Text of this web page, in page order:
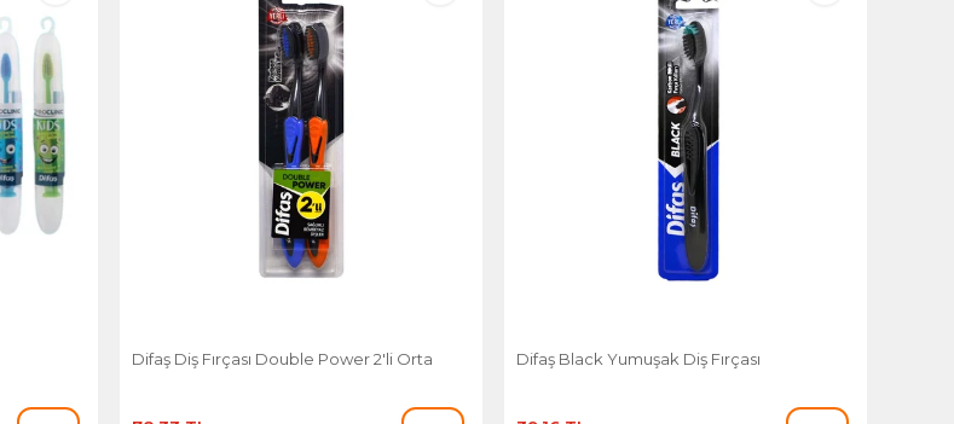
Difaş Diş Fırçası Double Power 2'li Orta Difaş Black Yumuşak Diş Fırçası